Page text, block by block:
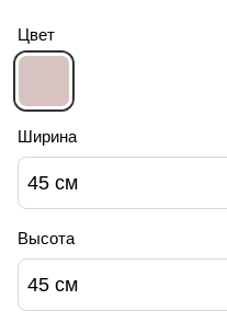
Цвет
Ширина
45 см
Высота
45 см